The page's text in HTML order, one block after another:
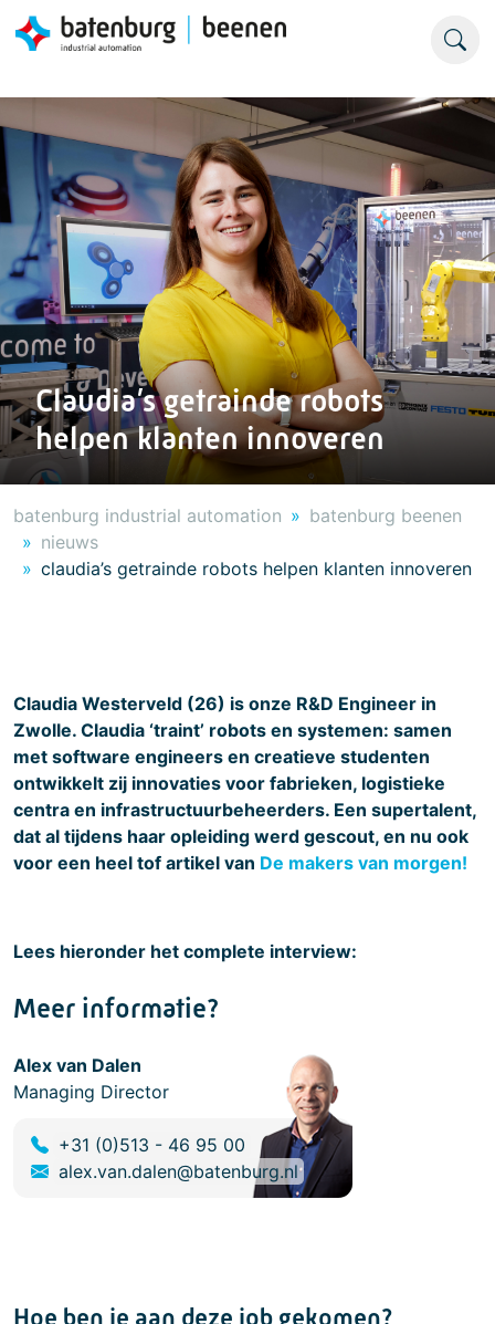
Claudia’s getrainde robots
helpen klanten innoveren
batenburg industrial automation
batenburg beenen
nieuws
claudia’s getrainde robots helpen klanten innoveren
Claudia Westerveld (26) is onze R&D Engineer in
Zwolle. Claudia ‘traint’ robots en systemen: samen
met software engineers en creatieve studenten
ontwikkelt zij innovaties voor fabrieken, logistieke
centra en infrastructuurbeheerders. Een supertalent,
dat al tijdens haar opleiding werd gescout, en nu ook
voor een heel tof artikel van De makers van morgen!
Lees hieronder het complete interview:
Meer informatie?
Alex van Dalen
Managing Director
+31 (0)513 - 46 95 00
alex.van.dalen@batenburg.nl
Hoe ben je aan deze job gekomen?